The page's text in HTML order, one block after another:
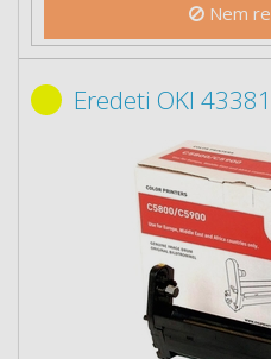
Nem
Eredeti OKI